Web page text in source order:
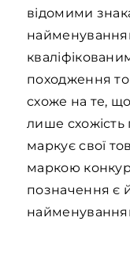
відомими
походження
схоже на те,
лише схожість
маркує свої
маркою
позначення є